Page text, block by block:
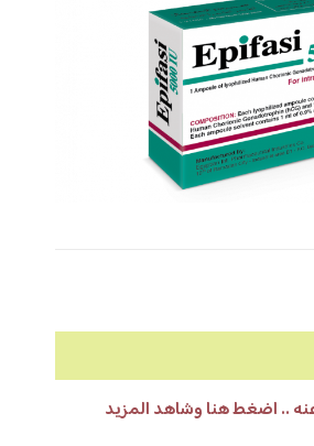
.. اضغط هنا وشاهد المزيد